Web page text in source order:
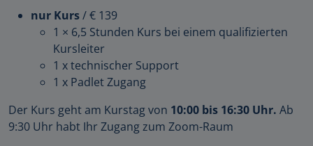
nur Kurs/ € 139
1 × 6,5 Stunden Kurs bei einem qualifizierten
Kursleiter
1 x technischer Support
1 x Padlet Zugang
Der Kurs geht am Kurstag von 10:00 bis 16:30 Uhr. Ab
9:30 Uhr habt Ihr Zugang zum Zoom-Raum